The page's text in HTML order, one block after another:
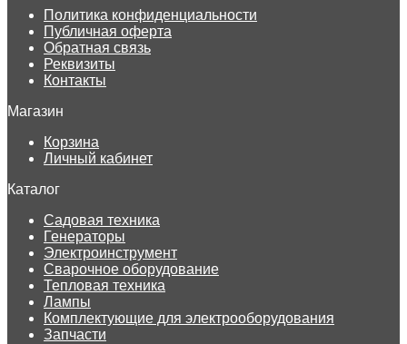
Политика конфиденциальности
Публичная оферта
Обратная связь
Реквизиты
Контакты
Магазин
Корзина
Личный кабинет
Каталог
Садовая техника
Генераторы
Электроинструмент
Сварочное оборудование
Тепловая техника
Лампы
Комплектующие для электрооборудования
Запчасти